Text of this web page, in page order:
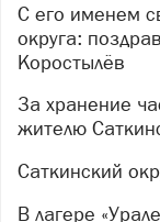
развернули
контроль
Специалисты
жителей,
чрезвычайной
Особое
нуждается в
эвакуировала
С его именем связано развитие Саткинского
округа:
Коростылёв
За хранение частей оружия суд вынес приговор
жителю
Саткинский
В лагере